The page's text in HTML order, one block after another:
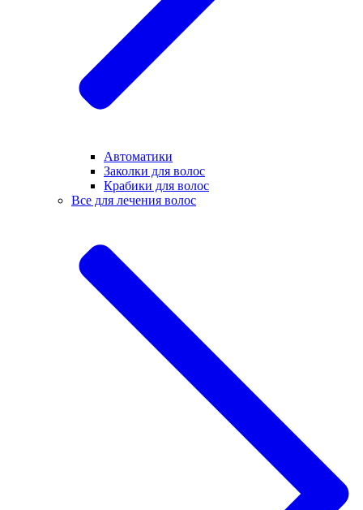
Автоматики
Заколки для волос
Крабики для волос
Все для лечения волос